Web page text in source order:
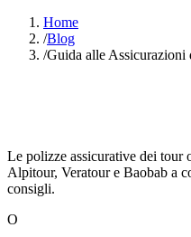
Home
/Blog
/Guida alle
Le polizze assicurative dei tour
Alpitour, Veratour e Baobab a
consigli.
O